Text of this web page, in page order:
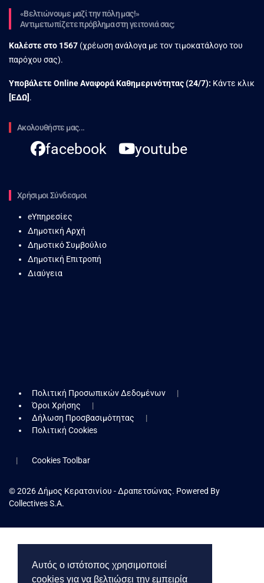
«Βελτιώνουμε μαζί την πόλη μας!»
Αντιμετωπίζετε πρόβλημα στη γειτονιά σας;
Καλέστε στο 1567 (χρέωση ανάλογα με τον τιμοκατάλογο του
παρόχου σας).
Υποβάλετε Online Αναφορά Kαθημερινότητας (24/7): Κάντε κλικ
[ΕΔΩ] .
Ακολουθήστε μας...
facebook youtube
Χρήσιμοι Σύνδεσμοι
eΥπηρεσίες
Δημοτική Αρχή
Δημοτικό Συμβούλιο
Δημοτική Επιτροπή
Διαύγεια
Πολιτική Προσωπικών Δεδομένων
Όροι Χρήσης
Δήλωση Προσβασιμότητας
Πολιτική Cookies
Cookies Toolbar
© 2026 Δήμος Κερατσινίου - Δραπετσώνας. Powered By
Collectives S.A.
Αυτός ο ιστότοπος χρησιμοποιεί
cookies για να βελτιώσει την εμπειρία